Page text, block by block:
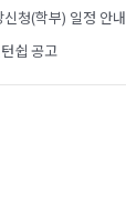
청(학부) 일정 안내
쉽 공고